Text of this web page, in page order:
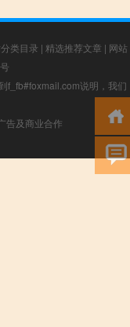
类目录 | 精选推荐文章 | 网站
f_fb#foxmail.com说明，我们
告及商业合作